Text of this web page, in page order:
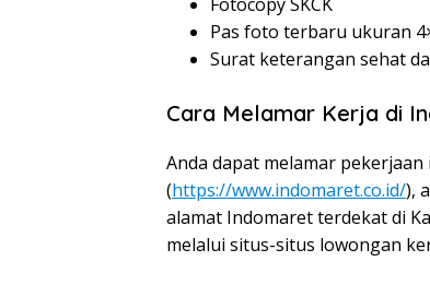
Pas foto terbaru ukuran
Surat keterangan sehat
Cara Melamar Kerja di
Anda dapat melamar
(https://www.indomaret.co.id/),
alamat Indomaret terdekat di
melalui situs-situs lowongan